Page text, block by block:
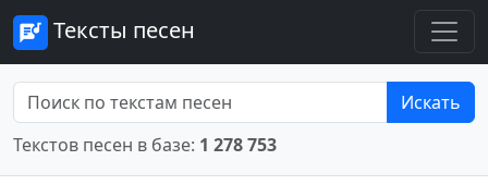
Тексты песен
Искать
Текстов песен в базе: 1 278 753